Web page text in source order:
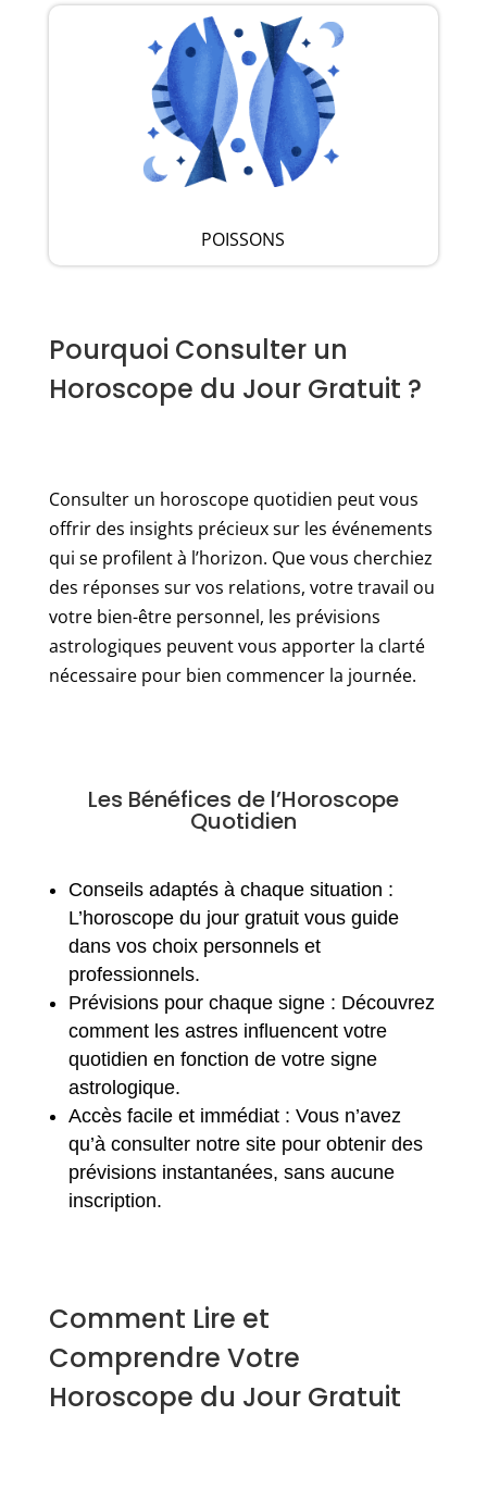
POISSONS
Pourquoi Consulter un
Horoscope du Jour Gratuit ?
Consulter un horoscope quotidien peut vous
offrir des insights précieux sur les événements
qui se profilent à l’horizon. Que vous cherchiez
des réponses sur vos relations, votre travail ou
votre bien-être personnel, les prévisions
astrologiques peuvent vous apporter la clarté
nécessaire pour bien commencer la journée.
Les Bénéfices de l’Horoscope
Quotidien
Conseils adaptés à chaque situation :
L’horoscope du jour gratuit vous guide
dans vos choix personnels et
professionnels.
Prévisions pour chaque signe : Découvrez
comment les astres influencent votre
quotidien en fonction de votre signe
astrologique.
Accès facile et immédiat : Vous n’avez
qu’à consulter notre site pour obtenir des
prévisions instantanées, sans aucune
inscription.
Comment Lire et
Comprendre Votre
Horoscope du Jour Gratuit